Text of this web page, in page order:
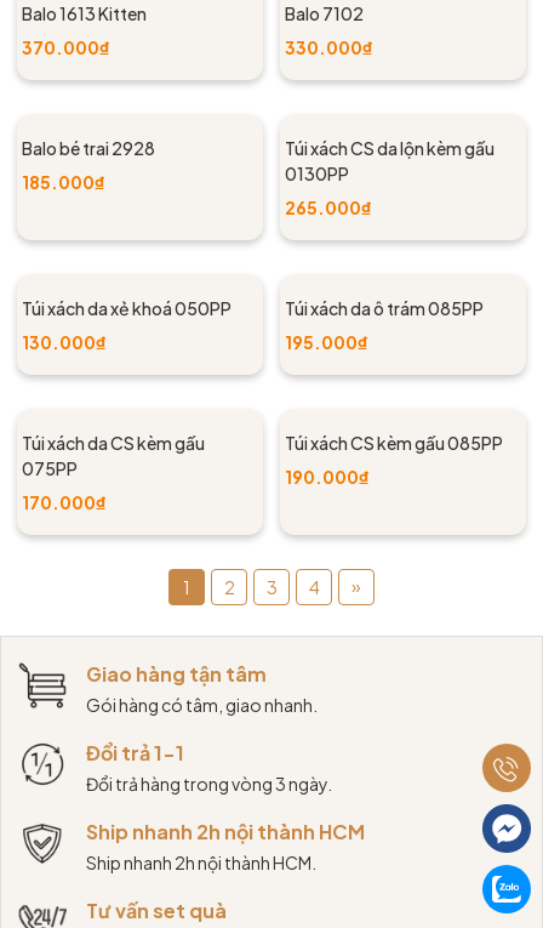
Balo 1613 Kitten
370.000₫
Balo 7102
330.000₫
Balo bé trai 2928
185.000₫
Túi xách CS da lộn kèm gấu
0130PP
265.000₫
Túi xách da xẻ khoá 050PP
130.000₫
Túi xách da ô trám 085PP
195.000₫
Túi xách da CS kèm gấu
075PP
170.000₫
Túi xách CS kèm gấu 085PP
190.000₫
1 2 3 4 »
Giao hàng tận tâm
Gói hàng có tâm, giao nhanh.
Đổi trả 1-1
Đổi trả hàng trong vòng 3 ngày.
Ship nhanh 2h nội thành HCM
Ship nhanh 2h nội thành HCM.
Tư vấn set quà